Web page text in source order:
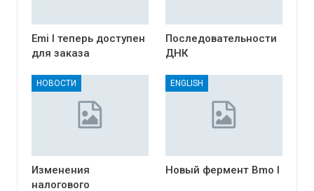
Emi I теперь доступен
для заказа
Последовательности
ДНК
НОВОСТИ
Изменения
налогового
ENGLISH
Новый фермент Bmo I